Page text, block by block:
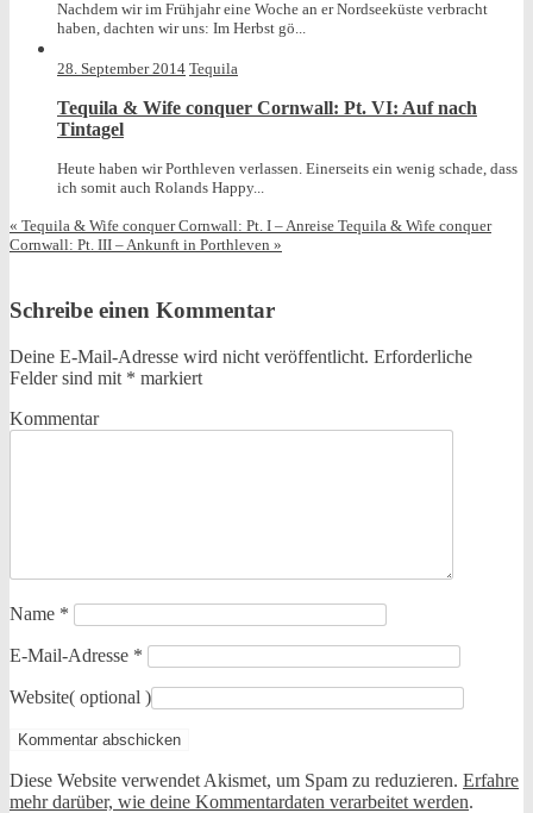
Nachdem wir im Frühjahr eine Woche an er Nordseeküste verbracht
haben, dachten wir uns: Im Herbst gö...
28. September 2014 Tequila
Tequila & Wife conquer Cornwall: Pt. VI: Auf nach
Tintagel
Heute haben wir Porthleven verlassen. Einerseits ein wenig schade, dass
ich somit auch Rolands Happy...
« Tequila & Wife conquer Cornwall: Pt. I – Anreise Tequila & Wife conquer
Cornwall: Pt. III – Ankunft in Porthleven »
Schreibe einen Kommentar
Deine E-Mail-Adresse wird nicht veröffentlicht. Erforderliche
Felder sind mit * markiert
Kommentar
Name *
E-Mail-Adresse *
Website( optional )
Diese Website verwendet Akismet, um Spam zu reduzieren. Erfahre
mehr darüber, wie deine Kommentardaten verarbeitet werden.